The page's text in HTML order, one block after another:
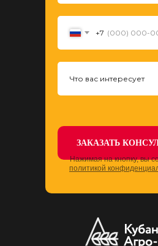
+7
ЗАКАЗАТЬ
Нажимая на кнопку, вы
политикой